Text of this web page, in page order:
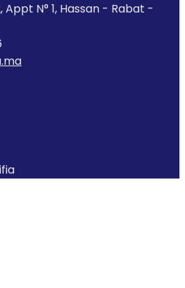
Appt N° 1, Hassan - Rabat -